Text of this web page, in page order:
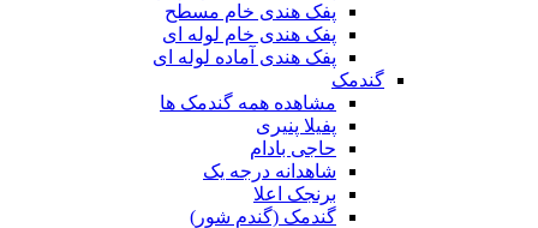
پفک هندی خام مسطح
پفک هندی خام لوله ای
پفک هندی آماده لوله ای
گندمک
مشاهده همه گندمک ها
پفیلا پنیری
حاجی بادام
شاهدانه درجه یک
برنجک اعلا
گندمک (گندم شور)